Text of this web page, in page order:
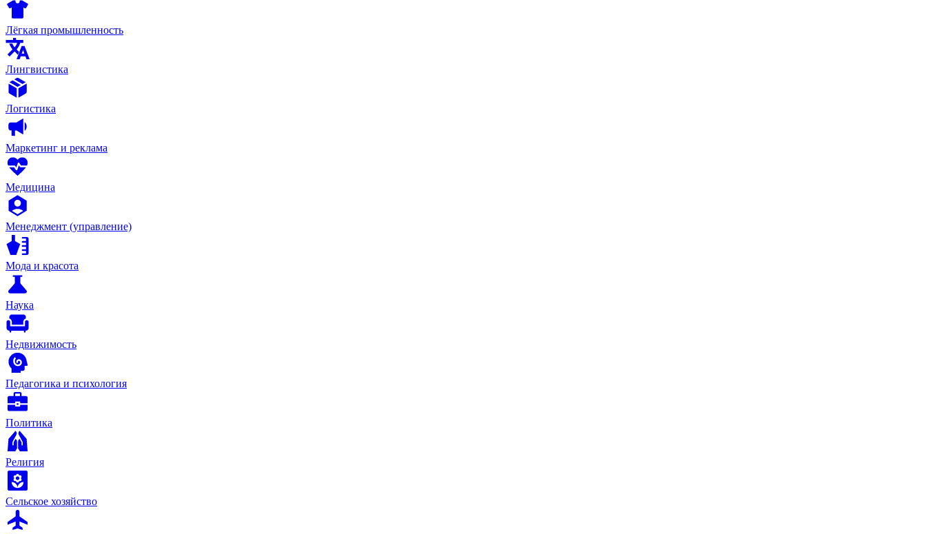
Лёгкая промышленность
Лингвистика
Логистика
Маркетинг и реклама
Медицина
Менеджмент (управление)
Мода и красота
Наука
Недвижимость
Педагогика и психология
Политика
Религия
Сельское хозяйство